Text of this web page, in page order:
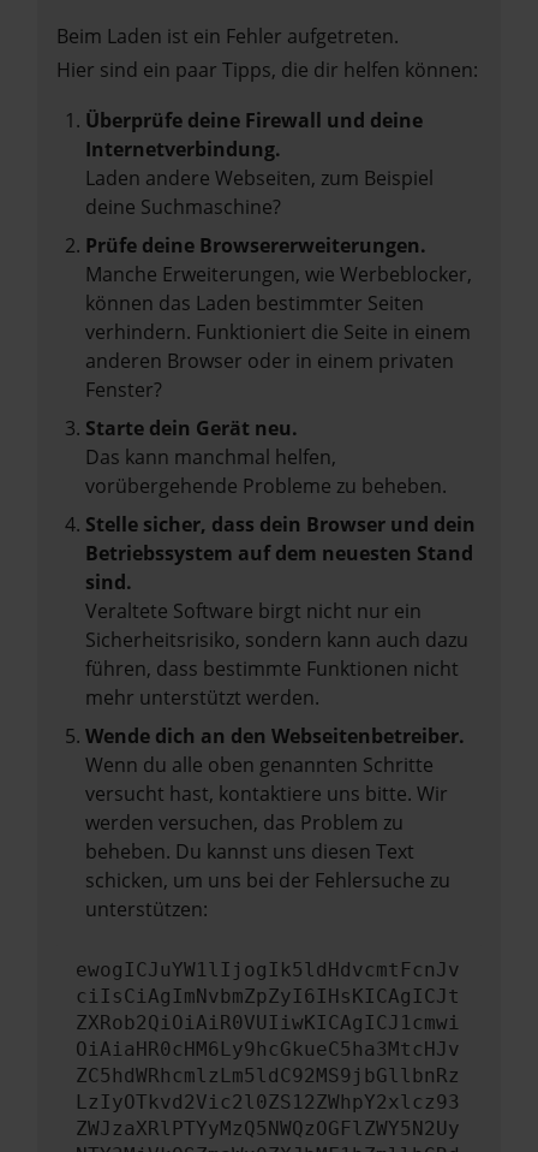
Beim Laden ist ein Fehler aufgetreten.
Hier sind ein paar Tipps, die dir helfen können:
Überprüfe deine Firewall und deine
Internetverbindung.
Laden andere Webseiten, zum Beispiel
deine Suchmaschine?
Prüfe deine Browsererweiterungen.
Manche Erweiterungen, wie Werbeblocker,
können das Laden bestimmter Seiten
verhindern. Funktioniert die Seite in einem
anderen Browser oder in einem privaten
Fenster?
Starte dein Gerät neu.
Das kann manchmal helfen,
vorübergehende Probleme zu beheben.
Stelle sicher, dass dein Browser und dein
Betriebssystem auf dem neuesten Stand
sind.
Veraltete Software birgt nicht nur ein
Sicherheitsrisiko, sondern kann auch dazu
führen, dass bestimmte Funktionen nicht
mehr unterstützt werden.
Wende dich an den Webseitenbetreiber.
Wenn du alle oben genannten Schritte
versucht hast, kontaktiere uns bitte. Wir
werden versuchen, das Problem zu
beheben. Du kannst uns diesen Text
schicken, um uns bei der Fehlersuche zu
unterstützen:
ewogICJuYW1lIjogIk5ldHdvcmtFcnJv
ciIsCiAgImNvbmZpZyI6IHsKICAgICJt
ZXRob2QiOiAiR0VUIiwKICAgICJ1cmwi
OiAiaHR0cHM6Ly9hcGkueC5ha3MtcHJv
ZC5hdWRhcmlzLm5ldC92MS9jbGllbnRz
LzIyOTkvd2Vic2l0ZS12ZWhpY2xlcz93
ZWJzaXRlPTYyMzQ5NWQzOGFlZWY5N2Uy